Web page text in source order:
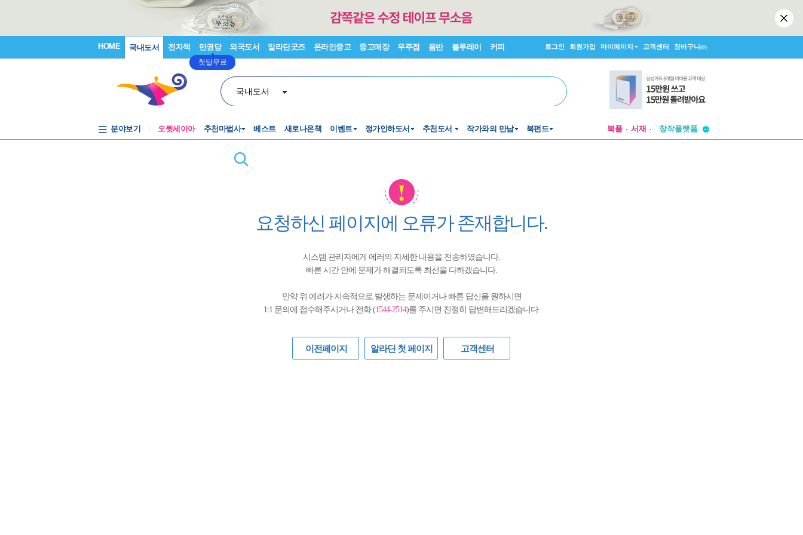
HOME 국내도서 전자책 만권당
첫달무료
외국도서 알라딘굿즈 온라인중고 중고매장 우주점 음반 블루레이 커피 로그인 회원가입 마이페이지 고객센터 장바구니(0)
국내도서
분야보기 오뒷세이아 추천마법사 베스트 새로나온책 이벤트 정가인하도서 추천도서 작가와의 만남 북펀드 북플 서재
창작플랫폼
요청하신 페이지에 오류가 존재합니다.
시스템 관리자에게 에러의 자세한 내용을 전송하였습니다.
빠른 시간 안에 문제가 해결되도록 최선을 다하겠습니다.
만약 위 에러가 지속적으로 발생하는 문제이거나 빠른 답신을 원하시면
1:1 문의에 접수해주시거나 전화 (1544-2514)를 주시면 친절히 답변해드리겠습니다.
이전페이지 알라딘 첫 페이지 고객센터